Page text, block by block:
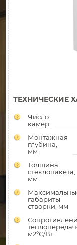
ТЕХНИЧЕСКИЕ
Число
камер
Монтажная
глубина,
мм
Толщина
стеклопакета,
мм
габариты
створки, мм
м2°С/Вт